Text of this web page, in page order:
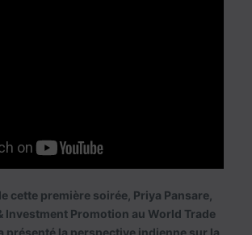
cette première soirée, Priya Pansare,
Investment Promotion au World Trade
présenté la perspective indienne sur la